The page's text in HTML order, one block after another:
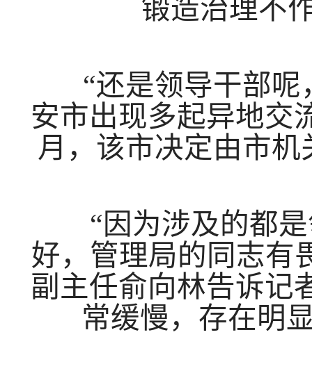
锻造治理不作
“还是领导干部呢
安市出现多起异地交
月，该市决定由市
“因为涉及的都是
好，管理局的同志有
副主任俞向林告诉记
常缓慢，存在明